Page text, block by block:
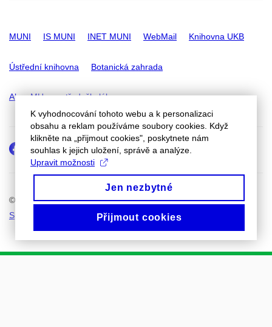
MUNI IS MUNI INET MUNI WebMail Knihovna UKB
Ústřední knihovna Botanická zahrada
Akce MU pro středoškoláky
© 2026Masarykova univerzita
Správce webu
Cookies
Facebook
Instagram
K vyhodnocování tohoto webu a k personalizaci
obsahu a reklam používáme soubory cookies. Když
klikněte na „přijmout cookies", poskytnete nám
souhlas k jejich uložení, správě a analýze.
Upravit možnosti
Jen nezbytné
Přijmout cookies